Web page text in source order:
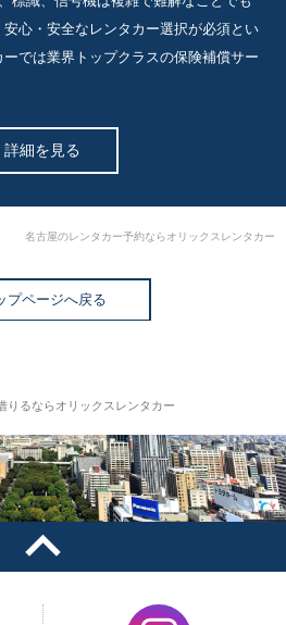
心・安全なレンタカー選択が必須とい
では業界トップクラスの保険補償サー
詳細を見る
名古屋のレンタカー予約ならオリックスレンタカー
プページへ戻る
りるならオリックスレンタカー